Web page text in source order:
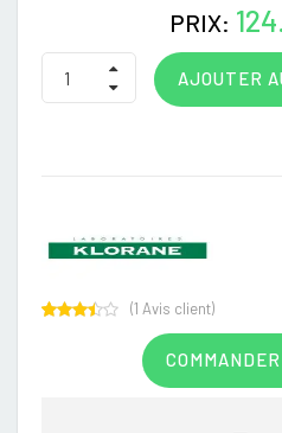
PRIX:
AJOUTER
(1 Avis client)